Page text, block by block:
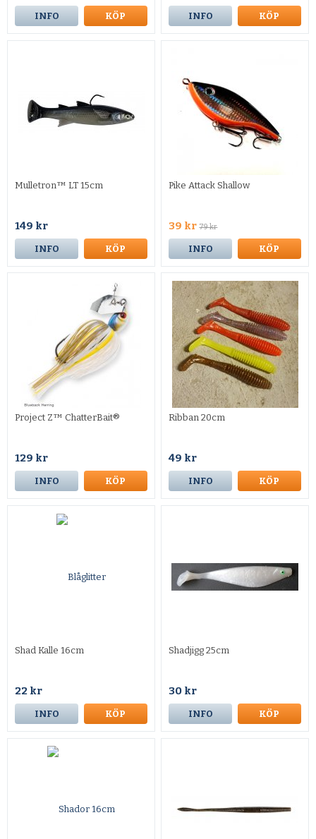
INFO KÖP INFO KÖP
Mulletron™ LT 15cm
149 kr
INFO KÖP
Pike Attack Shallow
39 kr 79 kr
INFO KÖP
Project Z™ ChatterBait®
129 kr
INFO KÖP
Ribban 20cm
49 kr
INFO KÖP
Shad Kalle 16cm
22 kr
INFO KÖP
Shadjigg 25cm
30 kr
INFO KÖP